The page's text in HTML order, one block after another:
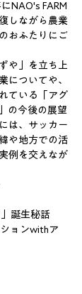
NAO's FARM
しながら農業
おふたりにご
や」を立ち上
についてや、
ている「アグ
の今後の展望
は、サッカー
や地方での活
例を交えなが
誕生秘話
ョンwithア